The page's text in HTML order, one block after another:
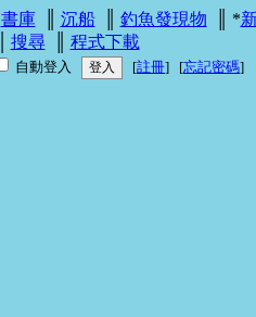
書庫║ 沉船║ 釣魚發現物 ║ *
搜尋║ 程式下載
自動登入 [註冊] [忘記密碼]